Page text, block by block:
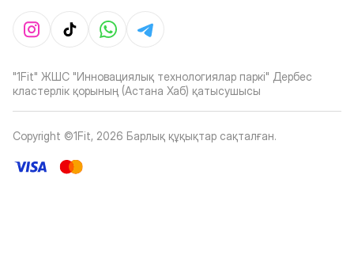
"1Fit" ЖШС "Инновациялық технологиялар паркі" Дербес
кластерлік қорының (Астана Хаб) қатысушысы
Copyright ©1Fit, 2026 Барлық құқықтар сақталған.